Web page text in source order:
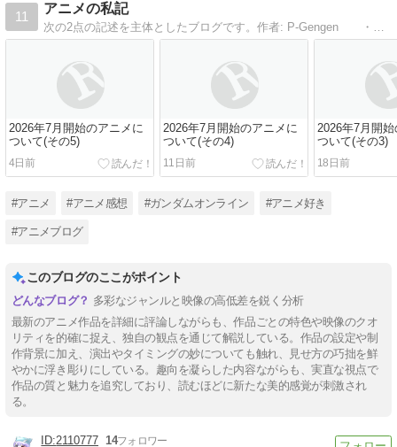
11
アニメの私記
次の2点の記述を主体としたブログです。作者: P-Gengen ・私が視聴したアニメの感想 ・バンダイナムコオンラインの「機動戦士ガンダムオンライン」に関する記述
2026年7月開始のアニメに
ついて(その5)
4日前
2026年7月開始のアニメに
ついて(その4)
11日前
2026年7月開
ついて(その3)
18日前
#アニメ #アニメ感想 #ガンダムオンライン #アニメ好き
#アニメブログ
このブログのここがポイント
多彩なジャンルと映像の高低差を鋭く分析
最新のアニメ作品を詳細に評論しながらも、作品ごとの特色や映像のクオ
リティを的確に捉え、独自の観点を通じて解説している。作品の設定や制
作背景に加え、演出やタイミングの妙についても触れ、見せ方の巧拙を鮮
やかに浮き彫りにしている。趣向を凝らした内容ながらも、実直な視点で
作品の質と魅力を追究しており、読むほどに新たな美的感覚が刺激され
る。
2110777 14